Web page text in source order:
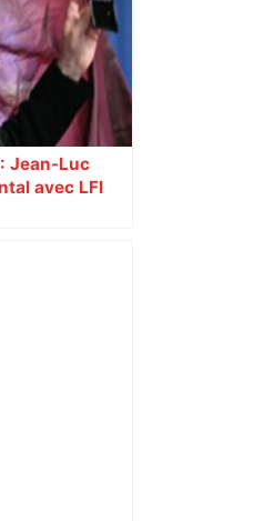
Jean-Luc
avec LFI